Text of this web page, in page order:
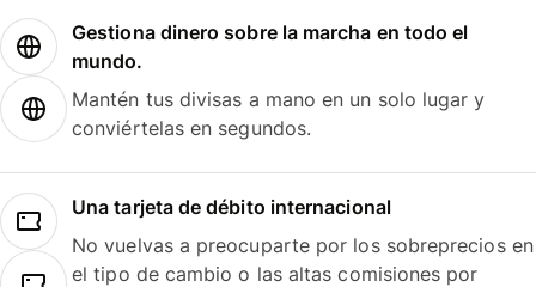
Gestiona dinero sobre la marcha en todo el
mundo.
Mantén tus divisas a mano en un solo lugar y
conviértelas en segundos.
Una tarjeta de débito internacional
No vuelvas a preocuparte por los sobreprecios en
el tipo de cambio o las altas comisiones por